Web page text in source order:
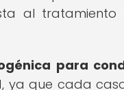
al
para
ya que cada